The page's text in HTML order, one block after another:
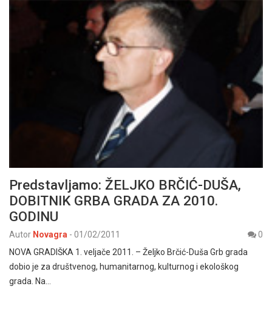
Predstavljamo: ŽELJKO BRČIĆ-DUŠA,
DOBITNIK GRBA GRADA ZA 2010.
GODINU
Autor Novagra - 01/02/2011
0
NOVA GRADIŠKA 1. veljače 2011. – Željko Brčić-Duša Grb grada
dobio je za društvenog, humanitarnog, kulturnog i ekološkog
grada. Na…